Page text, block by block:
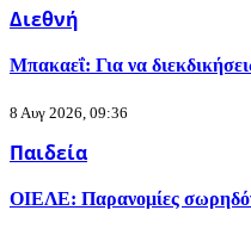
Διεθνή
Μπακαεΐ: Για να
8 Αυγ 2026, 09:36
Παιδεία
ΟΙΕΛΕ: Παρανομίες σωρηδόν